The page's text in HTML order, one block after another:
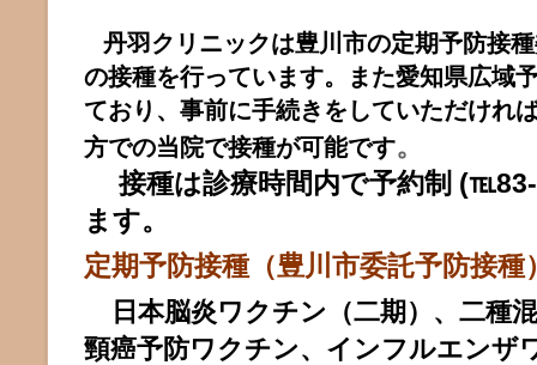
丹羽クリニックは豊川市の定期予防接
の接種を行っています。また愛知県広域
ており、事前に手続きをしていただけれ
方での当院で接種が可能です。
接種は診療時間内で予約制
ます。
定期予防接種（豊川市委託予防接種
日本脳炎ワクチン（二期）、二種
頸癌予防ワクチン、インフルエンザ